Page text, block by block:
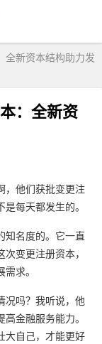
全新资本结构助力发
：全新资
，他们获批变更注
每天都发生的。
知名度的。它一直
变更注册资本，
求。
况吗？我听说，他
金融服务能力。
大自己，才能更好